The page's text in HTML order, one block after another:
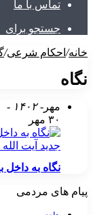
تماس با ما
جستجو برای
خانه/ احکام شرعی/
نگاه
مهر - ۱۴۰۲ -
۳۰ مهر
نگاه به داخل
پیام های مردمی